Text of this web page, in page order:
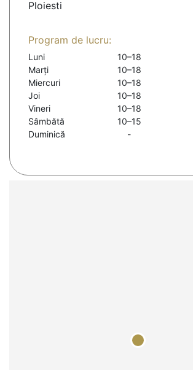
Ploiesti
Program de lucru:
Luni
10–18
Marți
10–18
Miercuri
10–18
Joi
10–18
Vineri
10–18
Sâmbătă
10–15
Duminică
-